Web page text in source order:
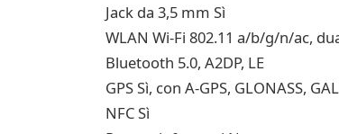
Jack da 3,5 mm Sì
WLAN Wi-Fi 802.11 a/b/g/n/ac,
Bluetooth 5.0, A2DP, LE
GPS Sì, con A-GPS, GLONASS,
NFC Sì